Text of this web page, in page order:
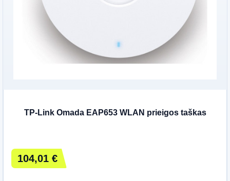
TP-Link Omada EAP653 WLAN prieigos taškas
104,01 €